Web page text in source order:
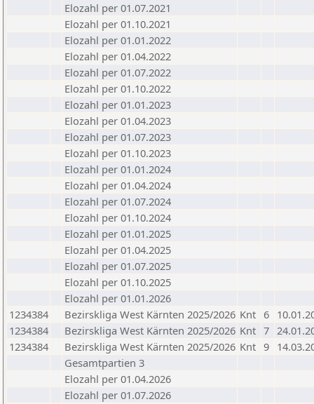
Elozahl per 01.07.2021
Elozahl per 01.10.2021
Elozahl per 01.01.2022
Elozahl per 01.04.2022
Elozahl per 01.07.2022
Elozahl per 01.10.2022
Elozahl per 01.01.2023
Elozahl per 01.04.2023
Elozahl per 01.07.2023
Elozahl per 01.10.2023
Elozahl per 01.01.2024
Elozahl per 01.04.2024
Elozahl per 01.07.2024
Elozahl per 01.10.2024
Elozahl per 01.01.2025
Elozahl per 01.04.2025
Elozahl per 01.07.2025
Elozahl per 01.10.2025
Elozahl per 01.01.2026
1234384
Bezirskliga West Kärnten 2025/2026 Knt 6
1234384
Bezirskliga West Kärnten 2025/2026 Knt 7
1234384
Bezirskliga West Kärnten 2025/2026 Knt 9
Gesamtpartien 3
Elozahl per 01.04.2026
Elozahl per 01.07.2026